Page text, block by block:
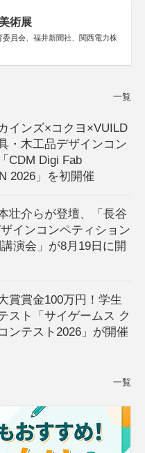
術展
員会、福井新聞社、関西電力株
一覧
インズ×コクヨ×VUILD
・木工品デザインコン
CDM Digi Fab
2026」を初開催
壮介らが登壇、「長谷
インコンペティション
演会」が8月19日に開
賞賞金100万円！学生
スト「サイゲームス ク
ンテスト2026」が開催
一覧